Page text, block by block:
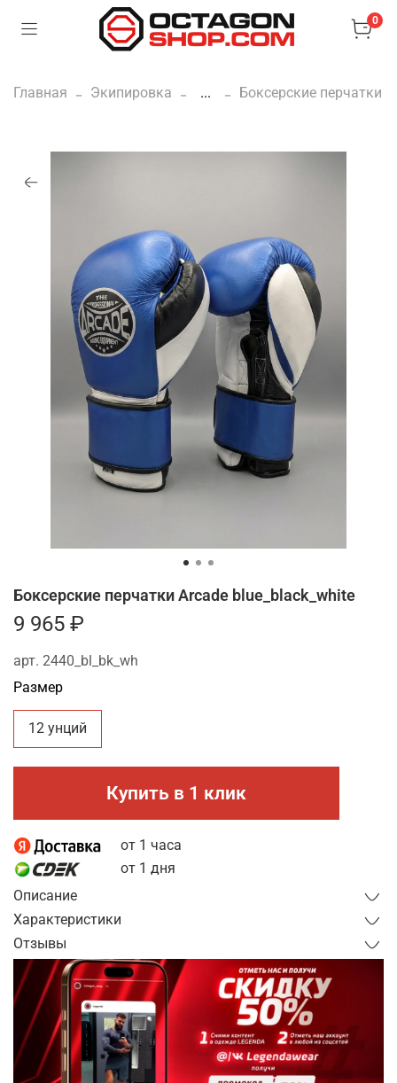
0
Главная Экипировка ... Боксерские перчатки
арт. 2440_bl_bk_wh
Боксерские перчатки Arcade blue_black_white
9 965 ₽
Купить в 1 клик
от 1 часа
от 1 дня
Размер
12 унций
Описание
Характеристики
Отзывы